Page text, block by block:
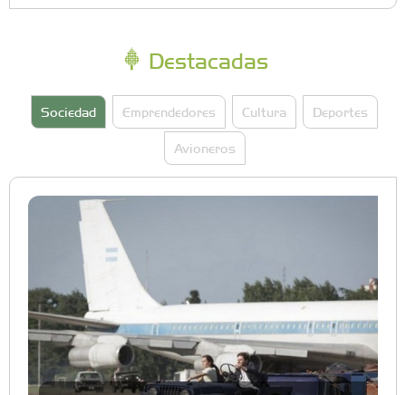
Destacadas
Sociedad Emprendedores Cultura Deportes
Avioneros